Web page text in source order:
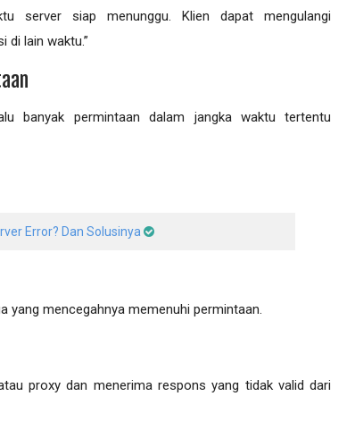
server siap menunggu. Klien dapat mengulangi
di lain waktu.”
banyak permintaan dalam jangka waktu tertentu
Error? Dan Solusinya
yang mencegahnya memenuhi permintaan.
proxy dan menerima respons yang tidak valid dari